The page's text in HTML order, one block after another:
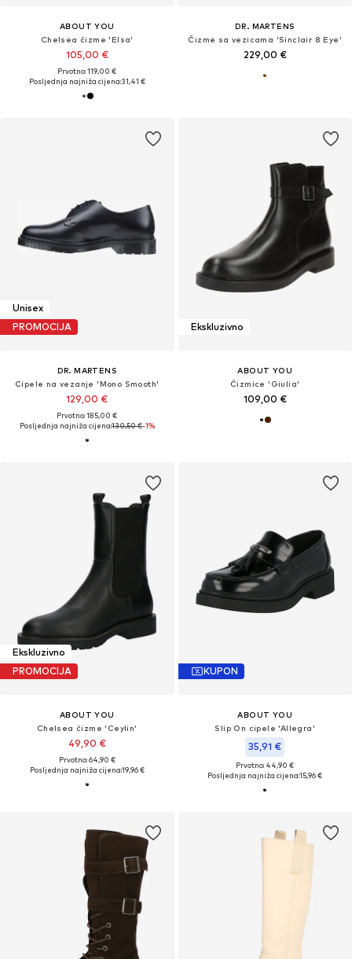
ABOUT YOU
Chelsea čizme 'Elsa'
105,00 €
Prvotno: 119,00 €
Posljednja najniža cijena:31,41 €
DR. MARTENS
Čizme sa vezicama 'Sinclair 8 Eye'
229,00 €
Unisex
PROMOCIJA
DR. MARTENS
Cipele na vezanje 'Mono Smooth'
129,00 €
Prvotno: 185,00 €
Posljednja najniža cijena:130,50 €-1%
Ekskluzivno
ABOUT YOU
Čizmice 'Giulia'
109,00 €
Ekskluzivno
PROMOCIJA
ABOUT YOU
Chelsea čizme 'Ceylin'
49,90 €
Prvotno: 64,90 €
Posljednja najniža cijena:19,96 €
KUPON
ABOUT YOU
Slip On cipele 'Allegra'
35,91 €
Prvotno: 44,90 €
Posljednja najniža cijena:15,96 €